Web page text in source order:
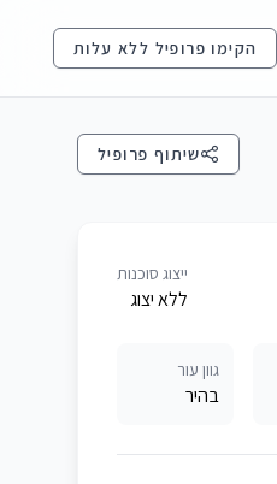
הקימו פרופיל ללא עלות
שיתוף פרופיל
ייצוג סוכנות
ללא יצוג
גוון עור
בהיר